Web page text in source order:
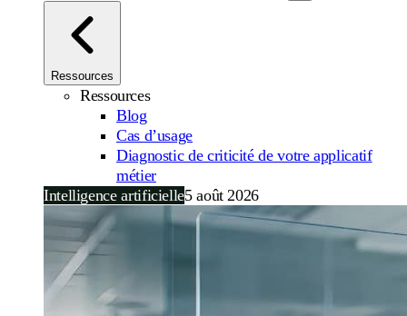
Ressources
Ressources
Blog
Cas d’usage
Diagnostic de criticité de votre applicatif
métier
Intelligence artificielle5 août 2026